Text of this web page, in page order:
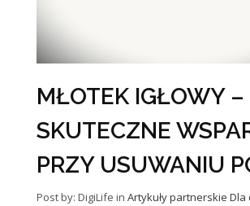
MŁOTEK IGŁOWY –
SKUTECZNE
PRZY USUWANIU
Post by: DigiLife in Artykuły partnerskie Dla